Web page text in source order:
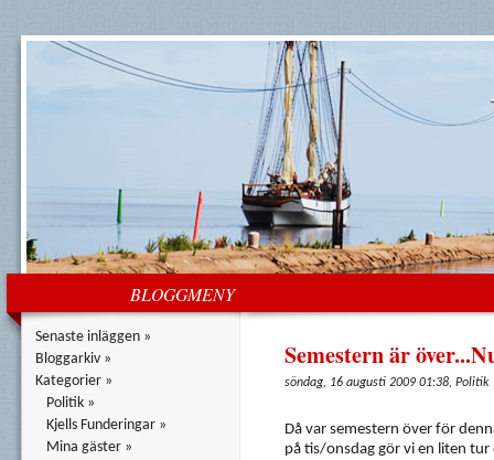
BLOGGMENY
Senaste inläggen »
Bloggarkiv »
Kategorier »
Politik »
Kjells Funderingar »
Mina gäster »
Semestern är
söndag, 16 augusti 2009 01:38, Politik
Då var semestern över för
på tis/onsdag gör vi en liten